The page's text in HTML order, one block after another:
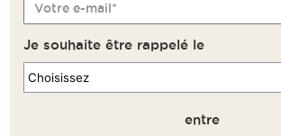
Votre e-mail*
Je souhaite être rappelé le
entre